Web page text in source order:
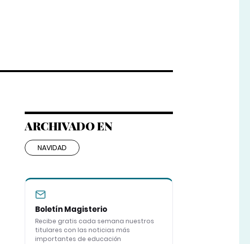
ARCHIVADO EN
NAVIDAD
Boletín Magisterio
Recibe gratis cada semana nuestros
titulares con las noticias más
importantes de educación